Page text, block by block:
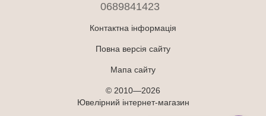
0689841423
Контактна інформація
Повна версія сайту
Мапа сайту
© 2010—2026
Ювелірний інтернет-магазин